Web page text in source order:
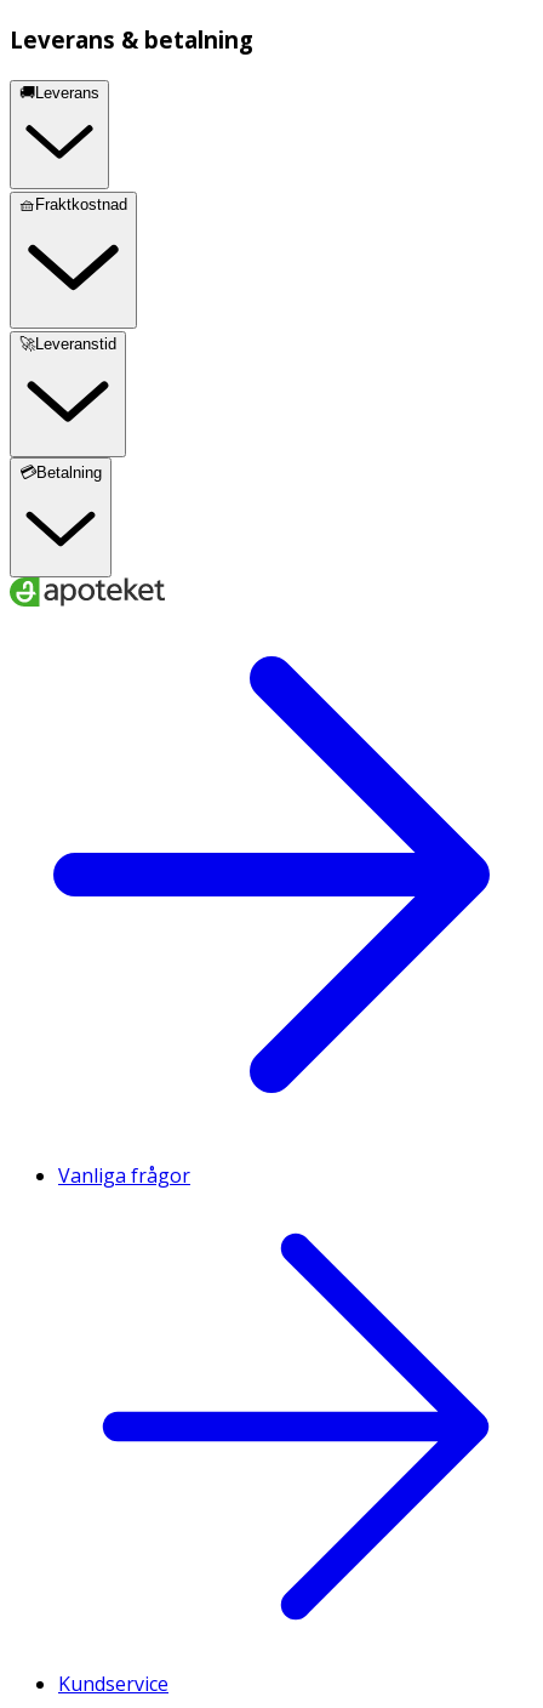
Leverans & betalning
🚚Leverans
🧺Fraktkostnad
🚀Leveranstid
💳Betalning
Vanliga frågor
Kundservice